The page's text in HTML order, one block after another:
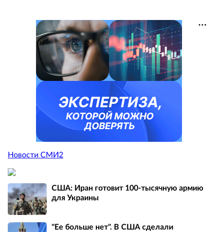
Новости СМИ2
США: Иран готовит 100-тысячную армию
для Украины
"Ее больше нет". В США сделали